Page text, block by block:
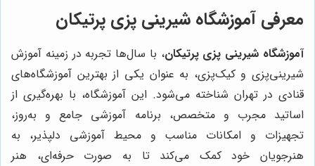
معرفی آموزشگاه شیرینی پزی پرتیکان
آموزشگاه شیرینی پزی پرتیکان، با سال‌ها تجربه در زمینه آموزش
شیرینی‌پزی و کیک‌پزی، به عنوان یکی از بهترین آموزشگاه‌های
قنادی در تهران شناخته می‌شود. این آموزشگاه، با بهره‌گیری از
اساتید مجرب و متخصص، برنامه آموزشی جامع و به‌روز،
تجهیزات و امکانات مناسب و محیط آموزشی دلپذیر، به
هنرجویان خود کمک می‌کند تا به صورت حرفه‌ای، هنر